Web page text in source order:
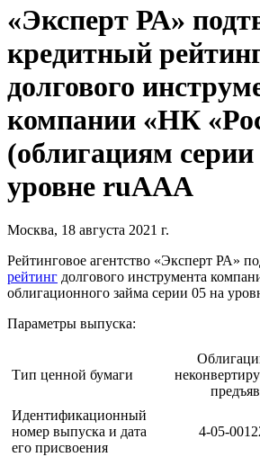
«Эксперт РА»
кредитный
долгового
компании «НК
(облигациям серии
уровне ruAAA
Москва, 18 августа 2021 г.
Рейтинговое агентство «Эксперт РА»
рейтинг долгового инструмента
облигационного займа серии 05 на
Параметры выпуска:
Тип ценной бумаги
Идентификационный
номер выпуска и дата
его присвоения
4-05-